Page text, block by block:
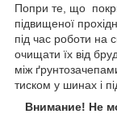
Попри те, що
підвищеної
під час роботи на
очищати їх від
між
тиском у шинах і
Внимание! Не